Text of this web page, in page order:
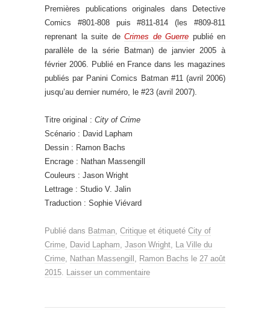
Premières publications originales dans Detective
Comics #801-808 puis #811-814 (les #809-811
reprenant la suite de Crimes de Guerre publié en
parallèle de la série Batman) de janvier 2005 à
février 2006. Publié en France dans les magazines
publiés par Panini Comics Batman #11 (avril 2006)
jusqu’au dernier numéro, le #23 (avril 2007).
Titre original : City of Crime
Scénario : David Lapham
Dessin : Ramon Bachs
Encrage : Nathan Massengill
Couleurs : Jason Wright
Lettrage : Studio V. Jalin
Traduction : Sophie Viévard
Publié dans Batman, Critique et étiqueté City of
Crime, David Lapham, Jason Wright, La Ville du
Crime, Nathan Massengill , Ramon Bachs le 27 août
2015. Laisser un commentaire